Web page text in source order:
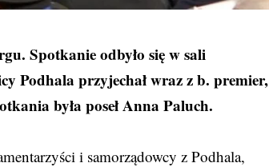
Spotkanie odbyło się w sali
Podhala przyjechał wraz z b. premier,
była poseł Anna Paluch.
i samorządowcy z Podhala,